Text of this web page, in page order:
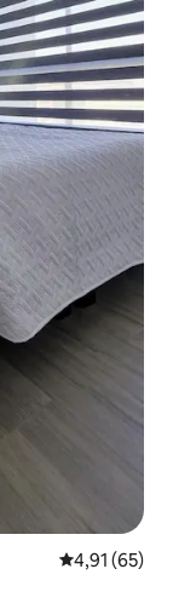
4,91 de uma
4,91 (65)